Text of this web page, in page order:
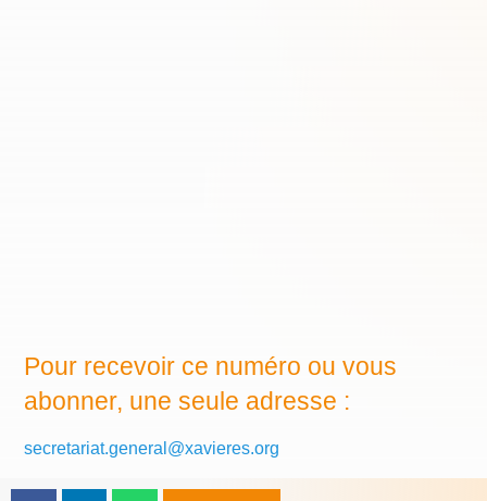
Pour recevoir ce numéro ou vous
abonner, une seule adresse :
secretariat.general@xavieres.org